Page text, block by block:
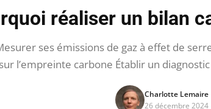
réaliser un bilan
ses émissions de gaz à effet de
l’empreinte carbone Établir un
Charlotte Lemaire
26 décembre 2024